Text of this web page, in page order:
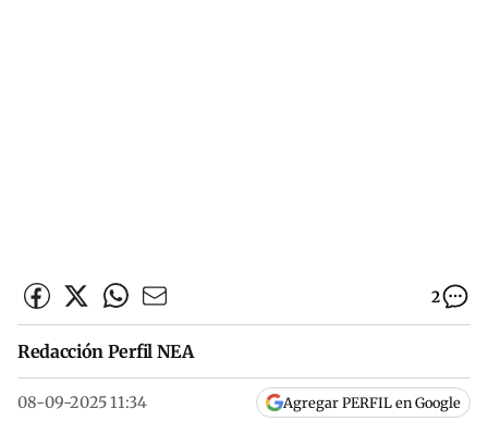
2
Redacción Perfil NEA
08-09-2025 11:34 Agregar PERFIL en Google